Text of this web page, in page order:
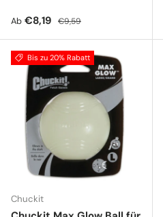
Verkaufspreis
Ab €8,19 Normaler Preis
€9,59
Bis zu 20% Rabatt
Chuckit